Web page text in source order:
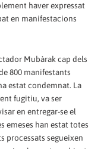
haver expressat
en manifestacions
Mubàrak cap dels
800 manifestants
estat condemnat. La
fugitiu, va ser
en entregar-se el
emeses han estat totes
processats segueixen